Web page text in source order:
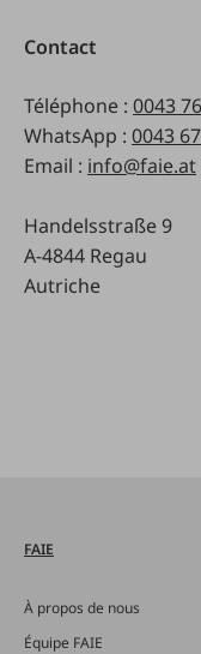
Contact
Téléphone : 0043
WhatsApp : 0043
Email : info@faie.at
Handelsstraße 9
A-4844 Regau
Autriche
FAIE
À propos de nous
Équipe FAIE